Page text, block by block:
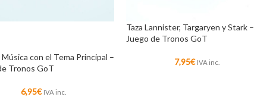
Música con el Tema Principal –
Tronos GoT
6,95€ IVA inc.
Taza Lannister, Targaryen y Stark –
Juego de Tronos GoT
7,95€ IVA inc.